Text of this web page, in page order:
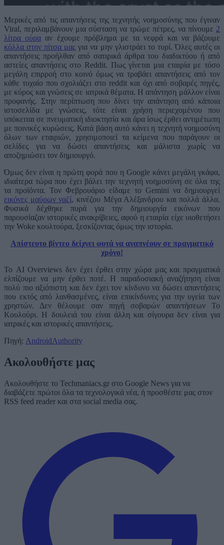
Μερικές από τις απαντήσεις της τεχνητής νοημοσύνης που έγιναν
Viral, περιλαμβάνουν μια σύσταση να τρώμε πέτρες, να πίνουμε 2
λίτρα ούρα αν έχουμε πρόβλημα με τα νεφρά και να βάζουμε
κόλλα στην πίτσα μας για να μην γλιστράει το τυρί. Όλες αυτές οι
απαντήσεις προήλθαν από σατιρικά άρθρα του διαδικτύου ή από
αστείες απαντήσεις στο Reddit. Πως γίνεται μια εταιρία με τόσο
μεγάλη επιρροή στο κοινό όμως να τραβάει απαντήσεις από τον
κάθε τυχαίο που σχολιάζει στο reddit και όχι από σοβαρές πηγές,
με κύρος και γνώσεις σε ιατρικά θέματα. Η απάντηση μάλλον είναι
προφανής. Στην περίπτωση που δίνει την απάντηση από κάποια
ιστοσελίδα με γνώσεις, τότε είναι χρήση περιεχομένου που
υπόκειται σε πνευματική ιδιοκτησία και άρα ίσως έρθει αντιμέτωπη
με ποινικές κυρώσεις. Κατά βάση αυτό κάνει η τεχνητή νοημοσύνη
όλων των εταιριών, χρησιμοποιεί τα κείμενα που παράγουν οι
σελίδες για να δώσει απαντήσεις και μάλιστα χωρίς να
αποζημιώσει τον δημιουργό.
Όμως δεν είναι η πρώτη φορά που η Google κάνει μεγάλη γκάφα,
ιδιαίτερα τώρα που έχει βάλει την τεχνητή νοημοσύνη σε όλα της
τα προϊόντα. Τον Φεβρουάριο είδαμε το Gemini να δημιουργεί
εικόνες μαύρων ναζί, κινέζου Μέγα Αλέξανδρου και πολλά άλλα.
Φυσικά δέχθηκε πυρά για την δημιουργία εικόνων που
παρουσίαζαν ιστορικές ανακρίβειες, αφού η εταιρία είχε υιοθετήσει
την Woke κουλτούρα, ξεσκίζοντας όμως την ιστορία.
Απίστευτο βίντεο δείχνει φυτά να αναπνέουν σε πραγματικό
χρόνο!
Το AI Overviews δεν έχει έρθει στην χώρα μας και πραγματικά
ελπίζουμε να μην έρθει ποτέ. Η παραδοσιακή αναζήτηση είναι
πολύ πιο αξιόπιστη και δεν έχει τον κίνδυνο να δώσει απαντήσεις
που εκτός από λανθασμένες, είναι επικίνδυνες για την υγεία των
χρηστών. Δεν θέλουμε σαν πηγή σοβαρών απαντήσεων Το
Κουλούρι. Η δουλειά του είναι άλλη και σίγουρα δεν είναι για
ιατρικές και ιστορικές απαντήσεις.
Πηγή: AndroidAuthority
Ακολουθήστε μας
Ακολουθήστε το Techmaniacs.gr στο Google News για να
διαβάζετε πρώτοι όλα τα τεχνολογικά νέα, ή προσθέστε μας στον
RSS feed reader και στα social media σας.